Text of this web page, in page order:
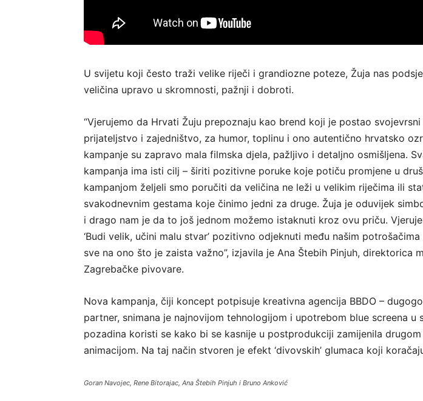
U svijetu koji često traži velike riječi i grandiozne poteze, Žuja nas
veličina upravo u skromnosti, pažnji i dobroti.
“Vjerujemo da Hrvati Žuju prepoznaju kao brend koji je postao svojevrsni
prijateljstvo i zajedništvo, za humor, toplinu i ono autentično hrvatsko
kampanje su zapravo mala filmska djela, pažljivo i detaljno osmišljena.
kampanja ima isti cilj – širiti pozitivne poruke koje potiču promjene u
kampanjom željeli smo poručiti da veličina ne leži u velikim riječima ili
svakodnevnim gestama koje činimo jedni za druge. Žuja je oduvijek
i drago nam je da to još jednom možemo istaknuti kroz ovu priču.
‘Budi velik, učini malu stvar’ pozitivno odjeknuti među našim
sve na ono što je zaista važno”, izjavila je Ana Štebih Pinjuh, direktorica
Zagrebačke pivovare.
Nova kampanja, čiji koncept potpisuje kreativna agencija BBDO –
partner, snimana je najnovijom tehnologijom i upotrebom blue screena u
pozadina koristi se kako bi se kasnije u postprodukciji zamijenila
animacijom. Na taj način stvoren je efekt ‘divovskih’ glumaca koji
Goran Navojec, Rene Bitorajac, Ana Štebih Pinjuh i Bruno Anković